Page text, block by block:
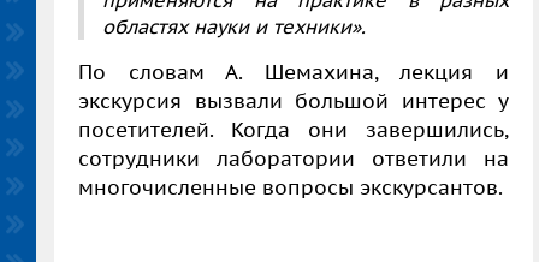
областях науки и техники».
По словам А. Шемахина, лекция и
экскурсия вызвали большой интерес у
посетителей. Когда они завершились,
сотрудники лаборатории ответили на
многочисленные вопросы экскурсантов.